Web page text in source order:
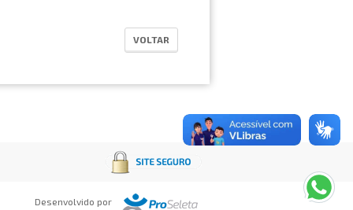
VOLTAR
Desenvolvido por